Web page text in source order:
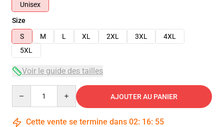
Unisex
Size
S
M L XL 2XL 3XL
4XL
5XL
Voir le guide des tailles
AJOUTER AU PANIER
Cette vente se termine dans 02: 16: 54